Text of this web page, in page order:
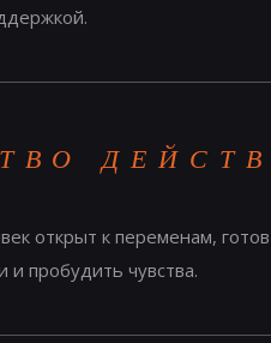
открыт к переменам,
и пробудить чувства.